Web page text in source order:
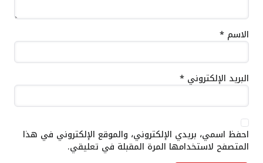
الاسم *
البريد الإلكتروني *
احفظ اسمي، بريدي الإلكتروني، والموقع الإلكتروني في هذا
المتصفح لاستخدامها المرة المقبلة في تعليقي.